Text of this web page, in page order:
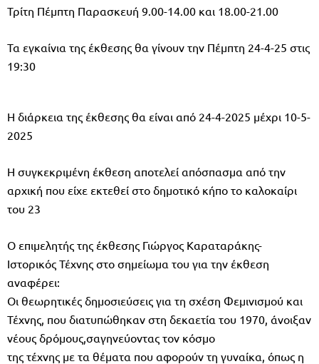
Τρίτη Πέμπτη Παρασκευή 9.00-14.00 και 18.00-21.00
Τα εγκαίνια της έκθεσης θα γίνουν την Πέμπτη 24-4-25 στις
19:30
Η διάρκεια της έκθεσης θα είναι από 24-4-2025 μέχρι 10-5-
2025
Η συγκεκριμένη έκθεση αποτελεί απόσπασμα από την
αρχική που είχε εκτεθεί στο δημοτικό κήπο το καλοκαίρι
του 23
Ο επιμελητής της έκθεσης Γιώργος Καραταράκης-
Ιστορικός Τέχνης στο σημείωμα του για την έκθεση
αναφέρει:
Οι θεωρητικές δημοσιεύσεις για τη σχέση Φεμινισμού και
Τέχνης, που διατυπώθηκαν στη δεκαετία του 1970, άνοιξαν
νέους δρόμους,σαγηνεύοντας τον κόσμο
της τέχνης με τα θέματα που αφορούν τη γυναίκα, όπως η